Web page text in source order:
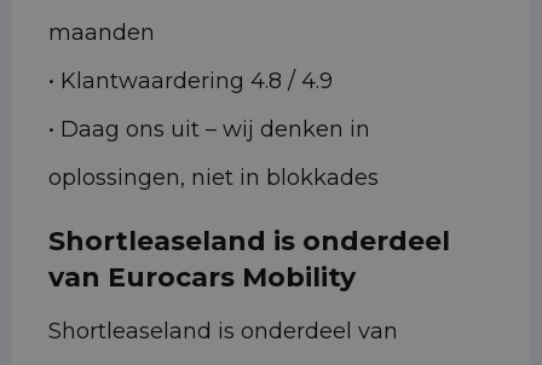
maanden
• Klantwaardering 4.8 / 4.9
• Daag ons uit – wij denken in
oplossingen, niet in blokkades
Shortleaseland is onderdeel
van Eurocars Mobility
Shortleaseland is onderdeel van